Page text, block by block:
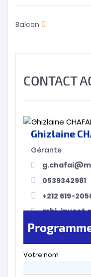
Balcon
CONTACT
Ghizlaine
Gérante
0539342981
+212 619-
mbi-
Votre nom